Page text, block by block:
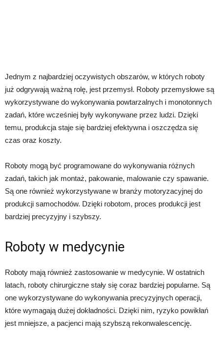
Jednym z najbardziej oczywistych obszarów, w których roboty
już odgrywają ważną rolę, jest przemysł. Roboty przemysłowe są
wykorzystywane do wykonywania powtarzalnych i monotonnych
zadań, które wcześniej były wykonywane przez ludzi. Dzięki
temu, produkcja staje się bardziej efektywna i oszczędza się
czas oraz koszty.
Roboty mogą być programowane do wykonywania różnych
zadań, takich jak montaż, pakowanie, malowanie czy spawanie.
Są one również wykorzystywane w branży motoryzacyjnej do
produkcji samochodów. Dzięki robotom, proces produkcji jest
bardziej precyzyjny i szybszy.
Roboty w medycynie
Roboty mają również zastosowanie w medycynie. W ostatnich
latach, roboty chirurgiczne stały się coraz bardziej popularne. Są
one wykorzystywane do wykonywania precyzyjnych operacji,
które wymagają dużej dokładności. Dzięki nim, ryzyko powikłań
jest mniejsze, a pacjenci mają szybszą rekonwalescencję.